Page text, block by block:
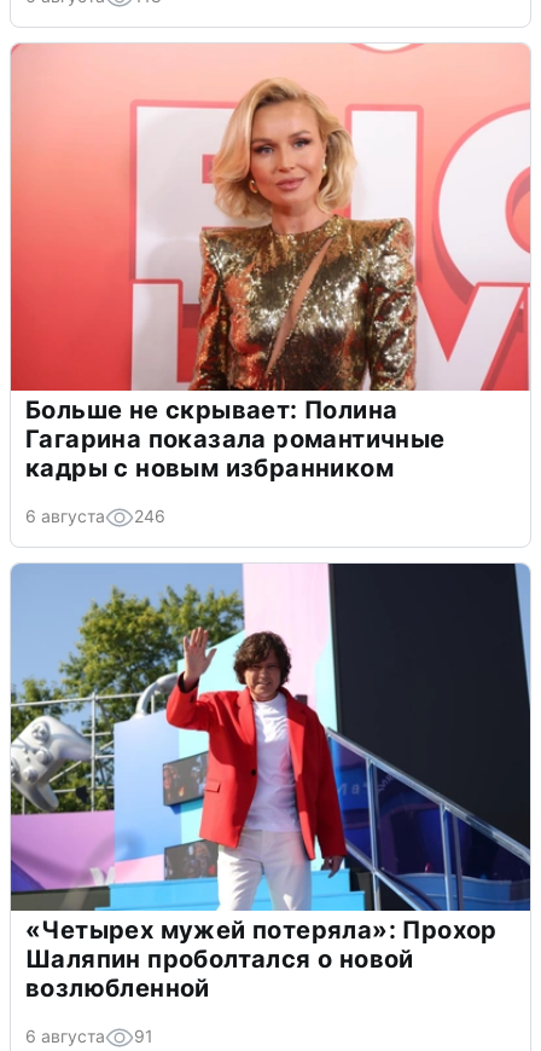
Больше не скрывает: Полина
Гагарина показала романтичные
кадры с новым избранником
6 августа 246
«Четырех мужей потеряла»: Прохор
Шаляпин проболтался о новой
возлюбленной
6 августа 91